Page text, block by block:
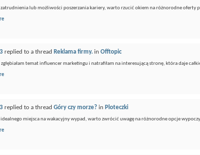
zatrudnienia lub możliwości poszerzania kariery, warto rzucić okiem na różnorodne oferty
replied to a thread Reklama firmy. in Offtopic
temat influencer marketingu i natrafiłam na interesującą stronę, która daje
replied to a thread Góry czy morze? in Ploteczki
idealnego miejsca na wakacyjny wypad, warto zwrócić uwagę na różnorodne opcje